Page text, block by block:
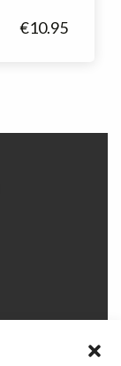
€10.95